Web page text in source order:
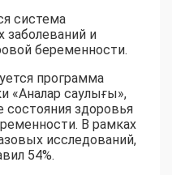
система
и
беременности.
программа
«Аналар саулығы»,
состояния здоровья
В рамках
исследований,
54%.